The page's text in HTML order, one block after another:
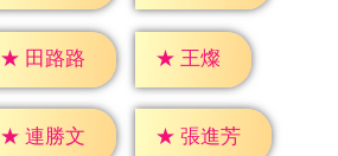
★ 田路路 ★ 王燦
★ 連勝文 ★ 張進芳